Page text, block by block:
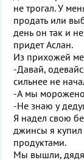
не трогал. У
продать или
день он так и
придет Аслан.
Из прихожей
-Давай,
сильнее не
-А мы
-Не знаю у
Я надел свою
джинсы я купил
продуктами.
Мы вышли, дядя